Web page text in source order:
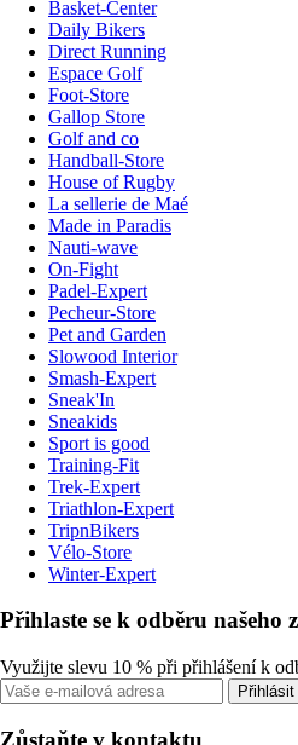
Basket-Center
Daily Bikers
Direct Running
Espace Golf
Foot-Store
Gallop Store
Golf and co
Handball-Store
House of Rugby
La sellerie de Maé
Made in Paradis
Nauti-wave
On-Fight
Padel-Expert
Pecheur-Store
Pet and Garden
Slowood Interior
Smash-Expert
Sneak'In
Sneakids
Sport is good
Training-Fit
Trek-Expert
Triathlon-Expert
TripnBikers
Vélo-Store
Winter-Expert
Přihlaste se k odběru našeho
Využijte slevu 10 % při přihlášení k
Zůstaňte v kontaktu